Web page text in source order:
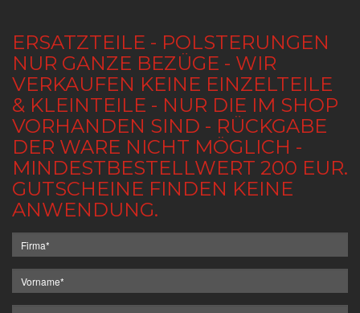
ERSATZTEILE - POLSTERUNGEN
NUR GANZE BEZÜGE - WIR
VERKAUFEN KEINE EINZELTEILE
& KLEINTEILE - NUR DIE IM SHOP
VORHANDEN SIND - RÜCKGABE
DER WARE NICHT MÖGLICH -
MINDESTBESTELLWERT 200 EUR.
GUTSCHEINE FINDEN KEINE
ANWENDUNG.